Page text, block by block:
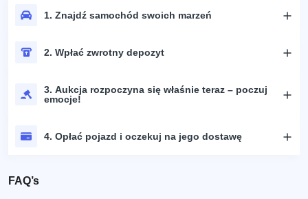
1. Znajdź samochód swoich marzeń
2. Wpłać zwrotny depozyt
3. Aukcja rozpoczyna się właśnie teraz – poczuj
emocje!
4. Opłać pojazd i oczekuj na jego dostawę
FAQ’s